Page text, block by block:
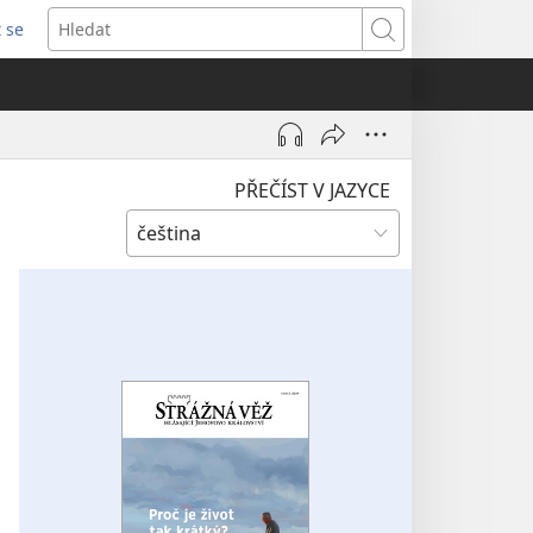
se
Hledat
PŘEČÍST V JAZYCE